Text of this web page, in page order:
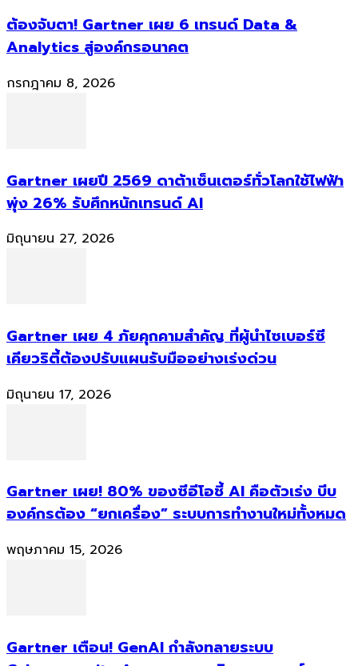
ต้องจับตา! Gartner เผย 6 เทรนด์ Data &
Analytics สู่องค์กรอนาคต
กรกฎาคม 8, 2026
Gartner เผยปี 2569 ดาต้าเซ็นเตอร์ทั่วโลกใช้ไฟฟ้า
พุ่ง 26% รับศึกหนักเทรนด์ AI
มิถุนายน 27, 2026
Gartner เผย 4 ภัยคุกคามสำคัญ ที่ผู้นำไซเบอร์ซี
เคียวริตี้ต้องปรับแผนรับมืออย่างเร่งด่วน
มิถุนายน 17, 2026
Gartner เผย! 80% ของซีอีโอชี้ AI คือตัวเร่ง บีบ
องค์กรต้อง “ยกเครื่อง” ระบบการทำงานใหม่ทั้งหมด
พฤษภาคม 15, 2026
Gartner เตือน! GenAI กำลังทลายระบบ